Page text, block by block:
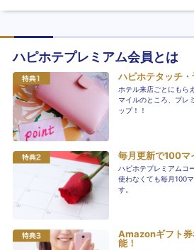
ハピホテプレミアム会員とは
ハピホテタッチ・
ホテル来店ごとにもら
マイルのところ、プレ
ップ！！
毎月更新で100マ
ハピホテプレミアムコ
使わなくても毎月100
す。
Amazonギフト券
能！